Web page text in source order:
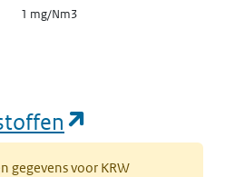
1 mg/Nm3
gegevens voor KRW